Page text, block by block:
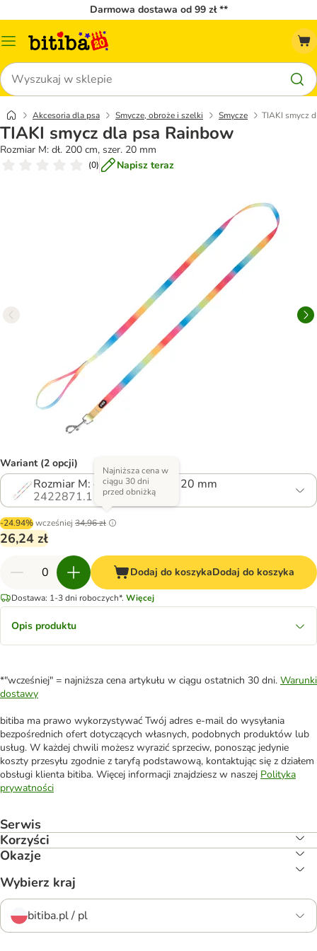
Darmowa dostawa od 99 zł **
Menu
Szukaj
Akcesoria dla psa Smycze, obroże i szelki Smycze TIAKI smycz
TIAKI smycz dla psa Rainbow
Rozmiar M: dł. 200 cm, szer. 20 mm
(0) Napisz teraz
Wariant (2 opcji)
Rozmiar M: dł. 200 cm, szer. 20 mm
2422871.1
-24.94%wcześniej 34,96 zł
Najniższa cena w
ciągu 30 dni
przed obniżką
26,24 zł
Dodaj do koszykaDodaj do koszyka
Dostawa: 1-3 dni roboczych*. Więcej
Opis produktu
*"wcześniej" = najniższa cena artykułu w ciągu ostatnich 30 dni. Warunki
dostawy
bitiba ma prawo wykorzystywać Twój adres e-mail do wysyłania
bezpośrednich ofert dotyczących własnych, podobnych produktów lub
usług. W każdej chwili możesz wyrazić sprzeciw, ponosząc jedynie
koszty przesyłu zgodnie z taryfą podstawową, kontaktując się z działem
obsługi klienta bitiba. Więcej informacji znajdziesz w naszej Polityka
prywatności
Serwis
Korzyści
Okazje
Wybierz kraj
bitiba.pl / pl